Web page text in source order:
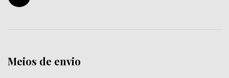
Meios de envio